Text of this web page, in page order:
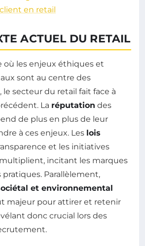
en retail
ACTUEL DU RETAIL
où les enjeux éthiques et
sont au centre des
secteur du retail fait face à
La réputation des
de plus en plus de leur
à ces enjeux. Les lois
et les initiatives
incitant les marques
pratiques. Parallèlement,
et environnemental
majeur pour attirer et retenir
donc crucial lors des